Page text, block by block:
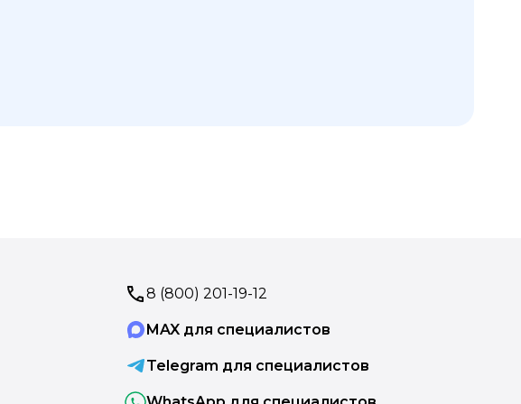
(в том числе при
проблеме.
шпаргалки по применению кератолитиков,
8 (800) 201-19-12
MAX для специалистов
Telegram для специалистов